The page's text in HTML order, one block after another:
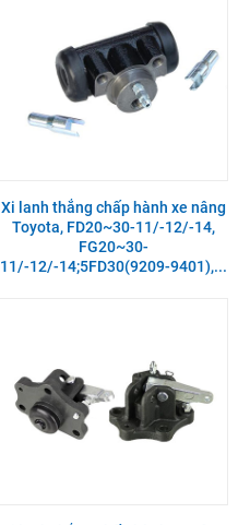
Xi lanh thắng chấp hành xe nâng
Toyota, FD20~30-11/-12/-14,
FG20~30-
11/-12/-14;5FD30(9209-9401),...